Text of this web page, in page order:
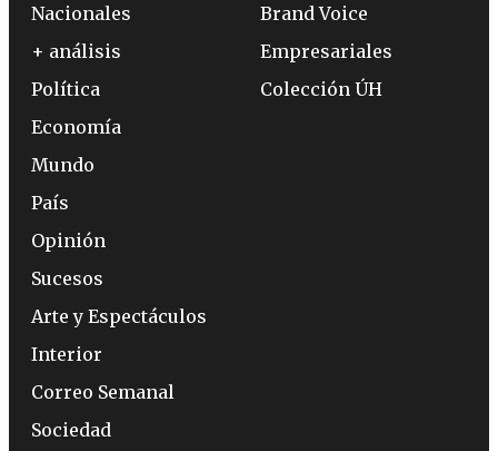
Nacionales
+ análisis
Política
Economía
Mundo
País
Opinión
Sucesos
Arte y Espectáculos
Interior
Correo Semanal
Sociedad
Brand Voice
Empresariales
Colección ÚH